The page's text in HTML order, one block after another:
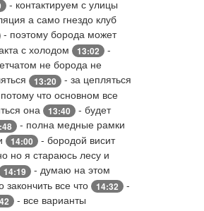
- контактируем с улицы
а само гнездо клуб
- поэтому борода может
с холодом 13:02
-
не борода не
13:20
- за цепляться
что основном все
она 13:40
- будет
- полна медные рамки
14:00
- бородой висит
но я стараюсь лесу и
14:19
- думаю на этом
все что 14:32
-
- все варианты